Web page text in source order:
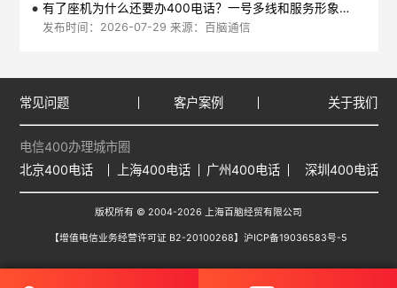
有了座机为什么还要办400电话？一号多线和服务形象是核心
发布时间：2026-07-29 来源：百脑通信
常见问题 客户案例 关于我们
电信400办理城市圈
北京400电话
上海400电话 广州400电话 深圳400电话
版权所有 © 2004-2026 上海百脑经贸有限公司
【增值电信业务经营许可证 B2-20100268】 沪ICP备19036583号-5